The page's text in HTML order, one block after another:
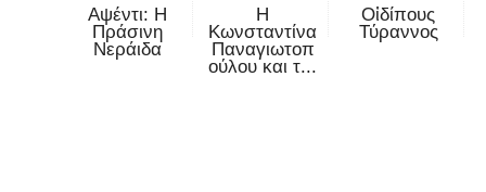
Αψέντι: Η
Πράσινη
Νεράιδα
Η
Κωνσταντίνα
Παναγιωτοπ
ούλου και τ...
Οἰδίπους
Τύραννος